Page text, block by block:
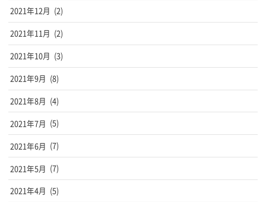
2021年12月 (2)
2021年11月 (2)
2021年10月 (3)
2021年9月 (8)
2021年8月 (4)
2021年7月 (5)
2021年6月 (7)
2021年5月 (7)
2021年4月 (5)